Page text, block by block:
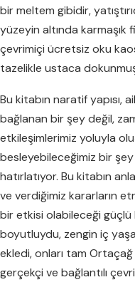
bir meltem gibidir,
yüzeyin altında
çevrimiçi ücretsiz oku
tazelikle ustaca
Bu kitabın naratif yapısı,
bağlanan bir şey değil,
etkileşimlerimiz yoluyla
besleyebileceğimiz bir
hatırlatıyor. Bu kitabın
ve verdiğimiz kararların
bir etkisi olabileceği güçlü
boyutluydu, zengin iç
ekledi, onları tam Ortaçağ
gerçekçi ve bağlantılı